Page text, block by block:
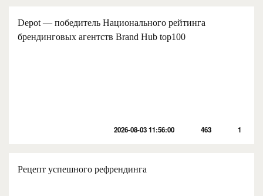
Depot — победитель Национального рейтинга
брендинговых агентств Brand Hub top100
2026-08-03 11:56:00 463 1
Рецепт успешного рефрендинга